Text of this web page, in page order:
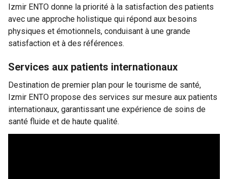
Izmir ENTO donne la priorité à la satisfaction des patients
avec une approche holistique qui répond aux besoins
physiques et émotionnels, conduisant à une grande
satisfaction et à des références.
Services aux patients internationaux
Destination de premier plan pour le tourisme de santé,
Izmir ENTO propose des services sur mesure aux patients
internationaux, garantissant une expérience de soins de
santé fluide et de haute qualité.